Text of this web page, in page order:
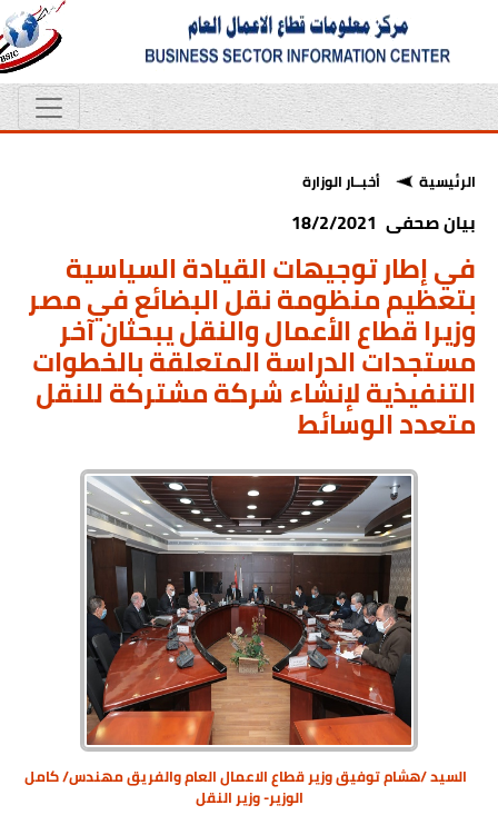
الرئيسية أخبــار الوزارة
بيان صحفى 18/2/2021
في إطار توجيهات القيادة السياسية
بتعظيم منظومة نقل البضائع في مصر
وزيرا قطاع الأعمال والنقل يبحثان آخر
مستجدات الدراسة المتعلقة بالخطوات
التنفيذية لإنشاء شركة مشتركة للنقل
متعدد الوسائط
السيد /هشام توفيق وزير قطاع الاعمال العام والفريق مهندس/ كامل
الوزير- وزير النقل